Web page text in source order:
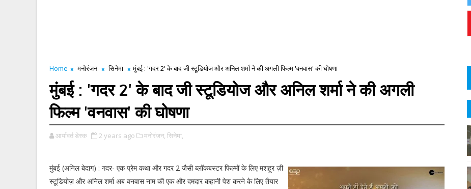
Home मनोरंजन सिनेमा मुंबई : 'गदर 2' के बाद जी स्टूडियोज और अनिल शर्मा ने की अगली फिल्म 'वनवास' की घोषणा
मुंबई : 'गदर 2' के बाद जी स्टूडियोज और अनिल शर्मा ने की अगली
फिल्म 'वनवास' की घोषणा
आर्यावर्त डेस्क 2 years ago मनोरंजन, सिनेमा,
मुंबई (अनिल बेदाग) : गदर- एक प्रेम कथा और गदर 2 जैसी ब्लॉकबस्टर फिल्मों के लिए मशहूर ज़ी
स्टूडियोज़ और अनिल शर्मा अब वनवास नाम की एक और दमदार कहानी पेश करने के लिए तैयार